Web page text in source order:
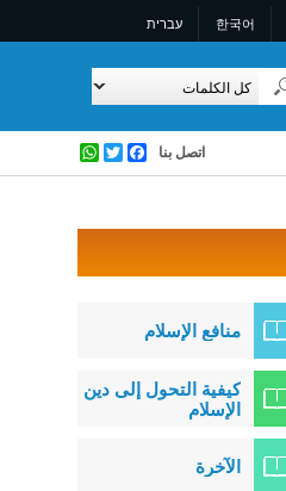
한국어 עברית
Facebook
Twitter
WhatsApp اتصل بنا
منافع الإسلام
كيفية التحول إلى دين
الإسلام
الآخرة